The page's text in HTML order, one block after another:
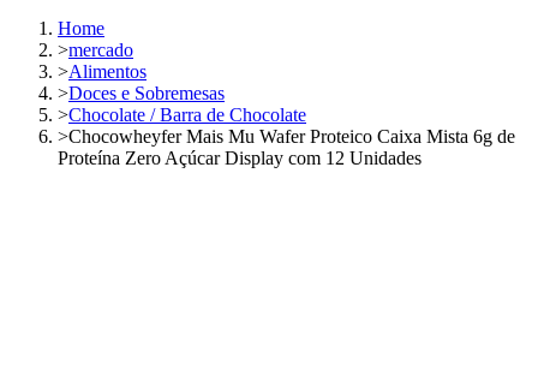
Home
>mercado
>Alimentos
>Doces e Sobremesas
>Chocolate / Barra de Chocolate
>Chocowheyfer Mais Mu Wafer Proteico Caixa Mista 6g de
Proteína Zero Açúcar Display com 12 Unidades